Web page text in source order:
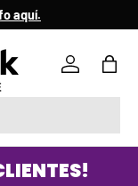
aquí.
Iniciar